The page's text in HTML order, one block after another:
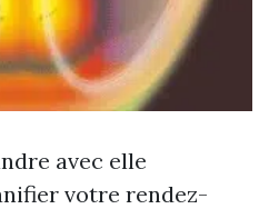
avec elle
votre rendez-